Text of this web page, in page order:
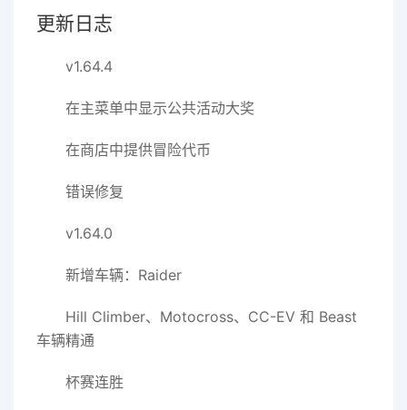
更新日志
v1.64.4
在主菜单中显示公共活动大奖
在商店中提供冒险代币
错误修复
v1.64.0
新增车辆：Raider
Hill Climber、Motocross、CC-EV 和 Beast
车辆精通
杯赛连胜